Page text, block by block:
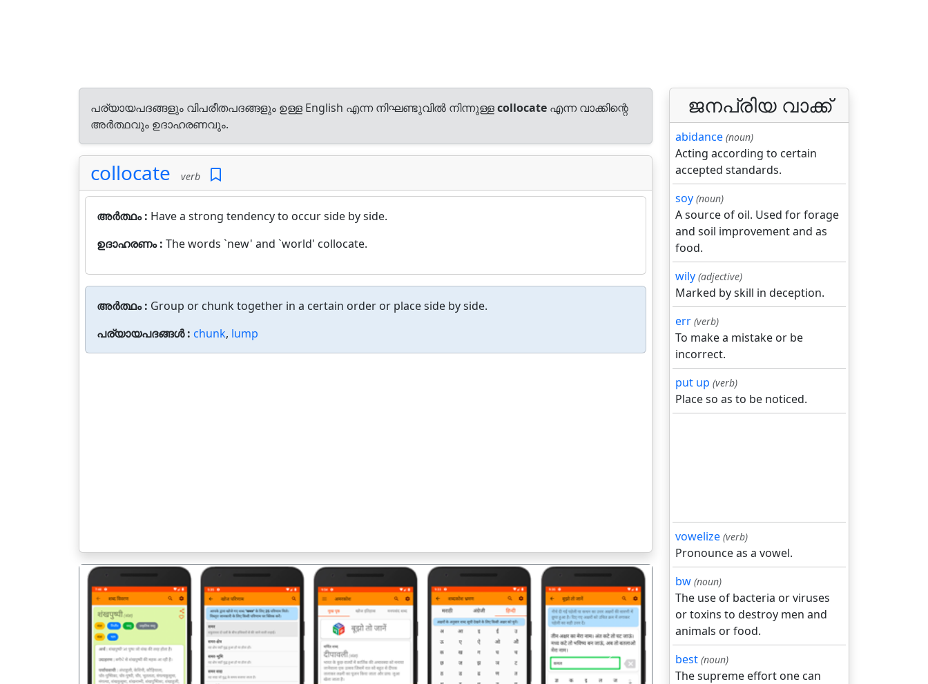
പര്യായപദങ്ങളും വിപരീതപദങ്ങളും ഉള്ള English എന്ന നിഘണ്ടുവിൽ നിന്നുള്ളcollocate എന്ന വാക്കിന്റെ
അർത്ഥവും ഉദാഹരണവും.
collocate verb
അർത്ഥം : Have a strong tendency to occur side by side.
ഉദാഹരണം : The words `new' and `world' collocate.
അർത്ഥം : Group or chunk together in a certain order or place side by side.
പര്യായപദങ്ങൾ : chunk, lump
पिछला अगला
ജനപ്രിയ വാക്ക്
abidance (noun)
Acting according to certain
accepted standards.
soy (noun)
A source of oil. Used for forage
and soil improvement and as
food.
wily (adjective)
Marked by skill in deception.
err (verb)
To make a mistake or be
incorrect.
put up (verb)
Place so as to be noticed.
vowelize (verb)
Pronounce as a vowel.
bw (noun)
The use of bacteria or viruses
or toxins to destroy men and
animals or food.
best (noun)
The supreme effort one can